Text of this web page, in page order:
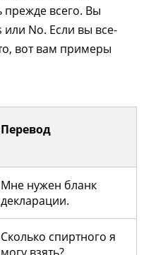
прежде всего. Вы
или No. Если вы все-
вот вам примеры
Перевод
Мне нужен бланк
декларации.
Сколько спиртного я